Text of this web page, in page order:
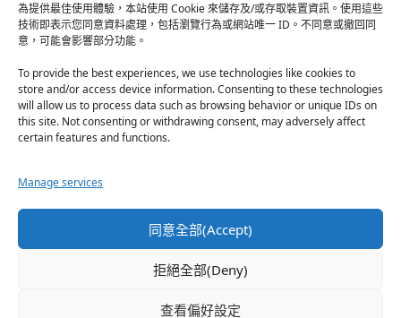
為提供最佳使用體驗，本站使用 Cookie 來儲存及/或存取裝置資訊。使用這些
技術即表示您同意資料處理，包括瀏覽行為或網站唯一 ID。不同意或撤回同
意，可能會影響部分功能。
To provide the best experiences, we use technologies like cookies to
store and/or access device information. Consenting to these technologies
will allow us to process data such as browsing behavior or unique IDs on
this site. Not consenting or withdrawing consent, may adversely affect
certain features and functions.
Manage services
同意全部(Accept)
拒絕全部(Deny)
查看偏好設定
熱帶魚·2026-06-22
之前看到網路上有人說灰二自私情勒大家陪他圓夢，但
真…
於『強風吹拂』
珊· 2026-06-18
第…
於『白領羽球部』